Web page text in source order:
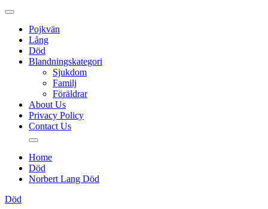
Pojkvän
Lång
Död
Blandningskategori
Sjukdom
Familj
Föräldrar
About Us
Privacy Policy
Contact Us
Home
Död
Norbert Lang Död
Död